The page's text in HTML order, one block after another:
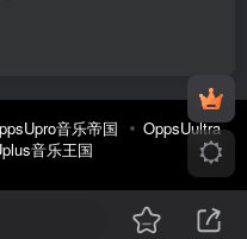
音乐帝国
OppsUultra
音乐王国